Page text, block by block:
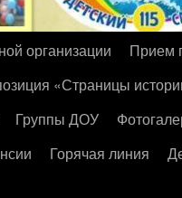
организации
Прием
«Страницы
Группы ДОУ
Горячая линия